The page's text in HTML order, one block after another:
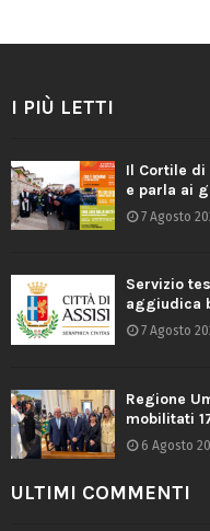
I PIÙ LETTI
Il Cortile di
e parla ai
7 Agosto
Servizio
aggiudica
7 Agosto
Regione
mobilitati
6 Agosto
ULTIMI COMMENTI